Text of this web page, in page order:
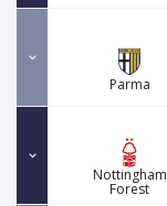
Parma
Nottingham
Forest